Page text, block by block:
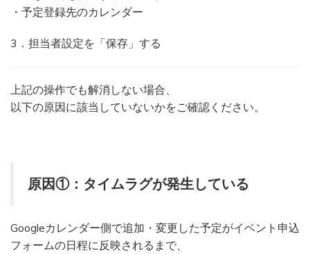
・予定登録先のカレンダー
3．担当者設定を「保存」する
上記の操作でも解消しない場合、
以下の原因に該当していないかをご確認ください。
原因①：タイムラグが発生している
Googleカレンダー側で追加・変更した予定がイベント申込
フォームの日程に反映されるまで、